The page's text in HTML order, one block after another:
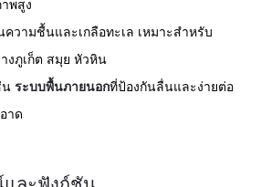
พสูง
ความชื้นและเกลือทะเล เหมาะสำหรับ
งภูเก็ต สมุย หัวหิน
น ระบบพื้นภายนอกที่ป้องกันลื่นและง่ายต่อ
าด